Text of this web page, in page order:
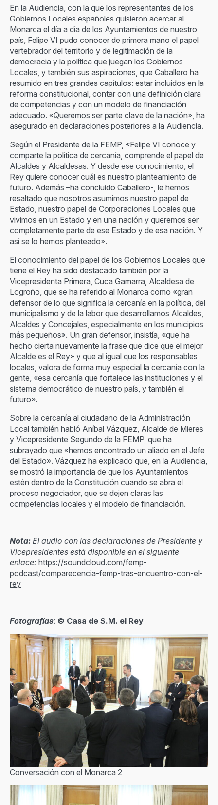
En la Audiencia, con la que los representantes de los
Gobiernos Locales españoles quisieron acercar al
Monarca el día a día de los Ayuntamientos de nuestro
país, Felipe VI pudo conocer de primera mano el papel
vertebrador del territorio y de legitimación de la
democracia y la política que juegan los Gobiernos
Locales, y también sus aspiraciones, que Caballero ha
resumido en tres grandes capítulos: estar incluidos en la
reforma constitucional, contar con una definición clara
de competencias y con un modelo de financiación
adecuado. «Queremos ser parte clave de la nación», ha
asegurado en declaraciones posteriores a la Audiencia.
Según el Presidente de la FEMP, «Felipe VI conoce y
comparte la política de cercanía, comprende el papel de
Alcaldes y Alcaldesas. Y desde ese conocimiento, el
Rey quiere conocer cuál es nuestro planteamiento de
futuro. Además –ha concluido Caballero-, le hemos
resaltado que nosotros asumimos nuestro papel de
Estado, nuestro papel de Corporaciones Locales que
vivimos en un Estado y en una nación y queremos ser
completamente parte de ese Estado y de esa nación. Y
así se lo hemos planteado».
El conocimiento del papel de los Gobiernos Locales que
tiene el Rey ha sido destacado también por la
Vicepresidenta Primera, Cuca Gamarra, Alcaldesa de
Logroño, que se ha referido al Monarca como «gran
defensor de lo que significa la cercanía en la política, del
municipalismo y de la labor que desarrollamos Alcaldes,
Alcaldes y Concejales, especialmente en los municipios
más pequeños». Un gran defensor, insistía, «que ha
hecho cierta nuevamente la frase que dice que el mejor
Alcalde es el Rey» y que al igual que los responsables
locales, valora de forma muy especial la cercanía con la
gente, «esa cercanía que fortalece las instituciones y el
sistema democrático de nuestro país, y también el
futuro».
Sobre la cercanía al ciudadano de la Administración
Local también habló Aníbal Vázquez, Alcalde de Mieres
y Vicepresidente Segundo de la FEMP, que ha
subrayado que «hemos encontrado un aliado en el Jefe
del Estado». Vázquez ha explicado que, en la Audiencia,
se mostró la importancia de que los Ayuntamientos
estén dentro de la Constitución cuando se abra el
proceso negociador, que se dejen claras las
competencias locales y el modelo de financiación.
Nota: El audio con las declaraciones de Presidente y
Vicepresidentes está disponible en el siguiente
enlace: https://soundcloud.com/femp-
podcast/comparecencia-femp-tras-encuentro-con-el-
rey
Fotografías: © Casa de S.M. el Rey
Conversación con el Monarca 2